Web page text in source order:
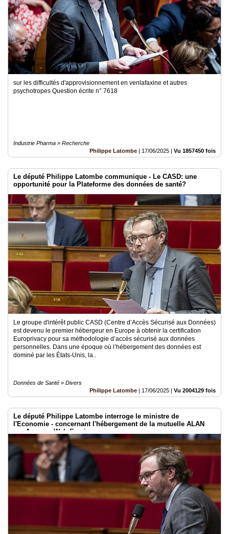
sur les difficultés d'approvisionnement en venlafaxine et autres
psychotropes Question écrite n° 7618
Industrie Pharma » Recherche
Philippe Latombe | 17/06/2025 | Vu 1857450 fois
Le député Philippe Latombe communique - Le CASD: une
opportunité pour la Plateforme des données de santé?
Le groupe d'intérêt public CASD (Centre d’Accès Sécurisé aux Données)
est devenu le premier hébergeur en Europe à obtenir la certification
Europrivacy pour sa méthodologie d’accès sécurisé aux données
personnelles. Dans une époque où l’hébergement des données est
dominé par les États-Unis, la..
Données de Santé » Divers
Philippe Latombe | 17/06/2025 | Vu 2004129 fois
Le député Philippe Latombe interroge le ministre de
l'Economie - concernant l'hébergement de la mutuelle ALAN
sur Amazon Web Services